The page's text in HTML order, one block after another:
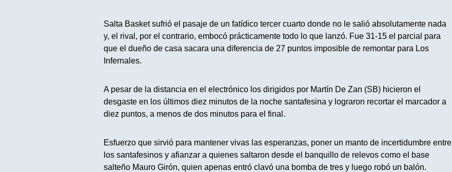
Salta Basket sufrió el pasaje de un fatídico tercer cuarto donde no le salió absolutamente nada
y, el rival, por el contrario, embocó prácticamente todo lo que lanzó. Fue 31-15 el parcial para
que el dueño de casa sacara una diferencia de 27 puntos imposible de remontar para Los
Infernales.
A pesar de la distancia en el electrónico los dirigidos por Martín De Zan (SB) hicieron el
desgaste en los últimos diez minutos de la noche santafesina y lograron recortar el marcador a
diez puntos, a menos de dos minutos para el final.
Esfuerzo que sirvió para mantener vivas las esperanzas, poner un manto de incertidumbre entre
los santafesinos y afianzar a quienes saltaron desde el banquillo de relevos como el base
salteño Mauro Girón, quien apenas entró clavó una bomba de tres y luego robó un balón.